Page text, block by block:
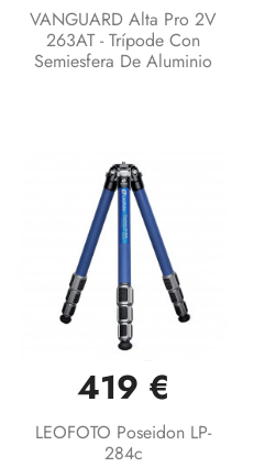
VANGUARD Alta Pro 2V
263AT - Trípode Con
Semiesfera De Aluminio
419 €
LEOFOTO Poseidon LP-
284c